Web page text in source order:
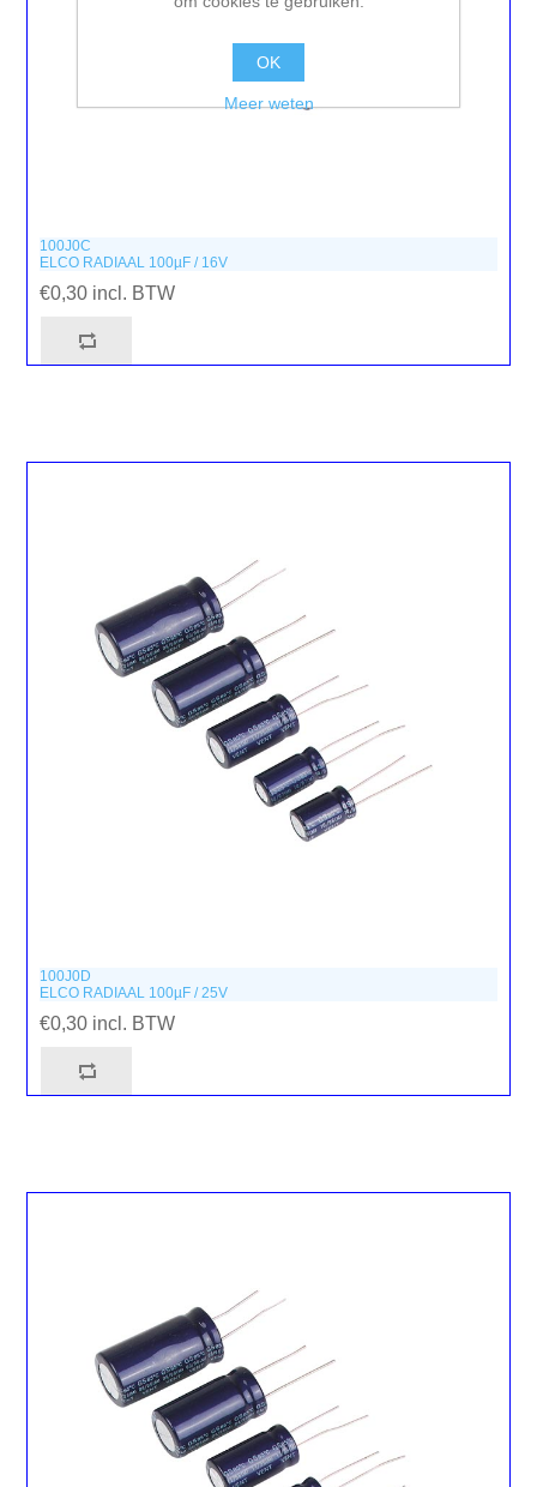
100J0C
ELCO RADIAAL 100µF / 16V
€0,30 incl. BTW
100J0D
ELCO RADIAAL 100µF / 25V
€0,30 incl. BTW
OK
Meer weten